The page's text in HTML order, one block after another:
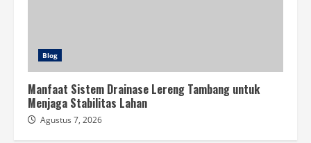
Blog
Manfaat Sistem Drainase Lereng Tambang untuk
Menjaga Stabilitas Lahan
Agustus 7, 2026